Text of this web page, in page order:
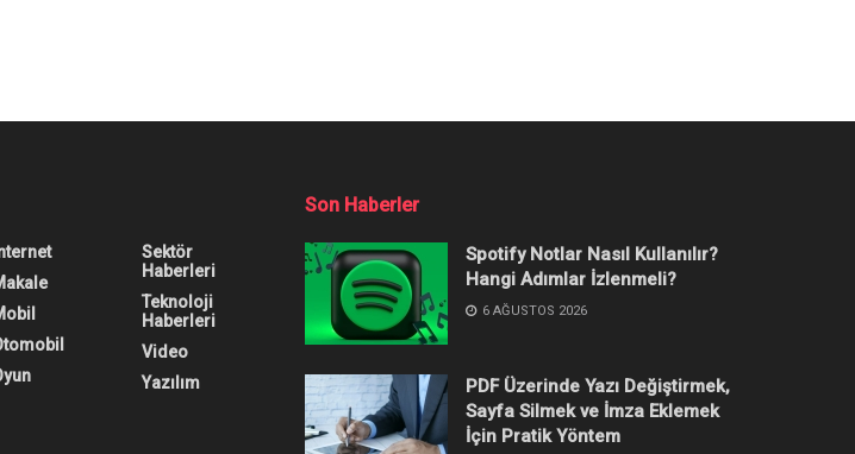
Büyük Tuzağa Düştü
yakalanmanın sonucu olarak süresiz olarak yasaklandı.